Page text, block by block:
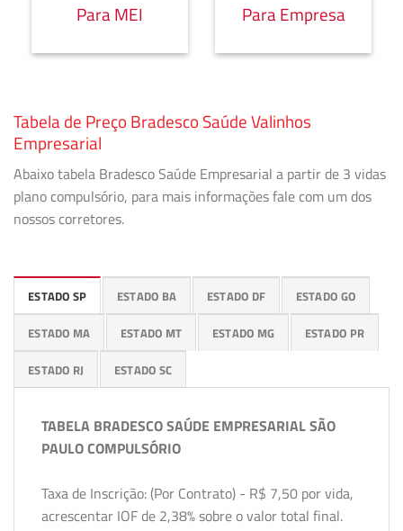
Para MEI Para Empresa
Tabela de Preço Bradesco Saúde Valinhos
Empresarial
Abaixo tabela Bradesco Saúde Empresarial a partir de 3 vidas
plano compulsório, para mais informações fale com um dos
nossos corretores.
ESTADO SP ESTADO BA ESTADO DF ESTADO GO
ESTADO MA ESTADO MT ESTADO MG ESTADO PR
ESTADO RJ ESTADO SC
TABELA BRADESCO SAÚDE EMPRESARIAL SÃO
PAULO COMPULSÓRIO
Taxa de Inscrição: (Por Contrato) - R$ 7,50 por vida,
acrescentar IOF de 2,38% sobre o valor total final.